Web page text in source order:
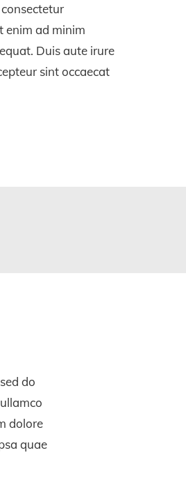
enim ad minim
Duis aute irure
sint occaecat
do
dolore
quae